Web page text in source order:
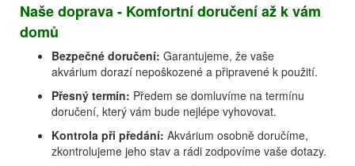
Naše doprava - Komfortní doručení až k vám
domů
Bezpečné doručení: Garantujeme, že vaše
akvárium dorazí nepoškozené a připravené k použití.
Přesný termín: Předem se domluvíme na termínu
doručení, který vám bude nejlépe vyhovovat.
Kontrola při předání: Akvárium osobně doručíme,
zkontrolujeme jeho stav a rádi zodpovíme vaše dotazy.